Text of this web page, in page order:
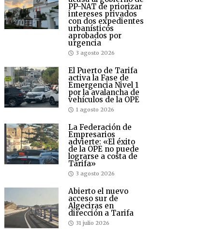
PP-NAT de priorizar
intereses privados
con dos expedientes
urbanísticos
aprobados por
urgencia
3 agosto 2026
El Puerto de Tarifa
activa la Fase de
Emergencia Nivel 1
por la avalancha de
vehículos de la OPE
1 agosto 2026
La Federación de
Empresarios
advierte: «El éxito
de la OPE no puede
lograrse a costa de
Tarifa»
3 agosto 2026
Abierto el nuevo
acceso sur de
Algeciras en
dirección a Tarifa
31 julio 2026